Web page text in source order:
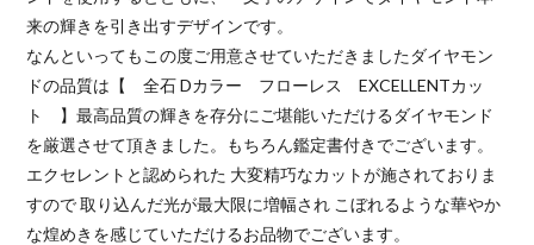
来の輝きを引き出すデザインです。
なんといってもこの度ご用意させていただきましたダイヤモン
ドの品質は【 全石 Dカラー フローレス EXCELLENTカッ
ト 】最高品質の輝きを存分にご堪能いただけるダイヤモンド
を厳選させて頂きました。もちろん鑑定書付きでございます。
エクセレントと認められた 大変精巧なカットが施されておりま
すので 取り込んだ光が最大限に増幅され こぼれるような華やか
な煌めきを感じていただけるお品物でございます。